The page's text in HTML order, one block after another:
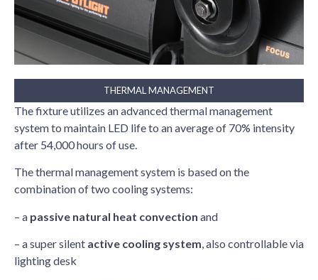
THERMAL MANAGEMENT
The fixture utilizes an advanced thermal management
system to maintain LED life to an average of 70% intensity
after 54,000 hours of use.
The thermal management system is based on the
combination of two cooling systems:
– a passive natural heat convection and
– a super silent active cooling system, also controllable via
lighting desk